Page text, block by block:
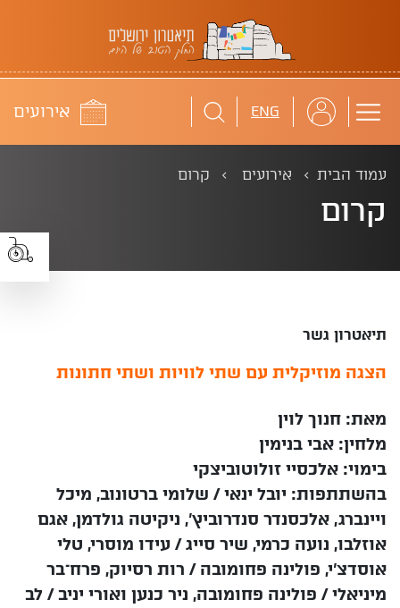
תיאטרון ירושלים
ENG לוח
אירועים
עמוד הבית אירועים קרום
קרום
תיאטרון גשר
הצגה מוזיקלית עם שתי לוויות ושתי חתונות
מאת: חנוך לוין
מלחין: אבי בנימין
בימוי: אלכסיי זולוטוביצקי
בהשתתפות: יובל ינאי / שלומי ברטונוב, מיכל
ויינברג, אלכסנדר סנדרוביץ', ניקיטה גולדמן, אגם
אוזלבו, נועה כרמי, שיר סייג / עידו מוסרי, טלי
אוסדצ'י, פולינה פחומובה / רות רסיוק, פרח־בר
מיניאלי / פולינה פחומובה, ניר כנען ואורי יניב / לב